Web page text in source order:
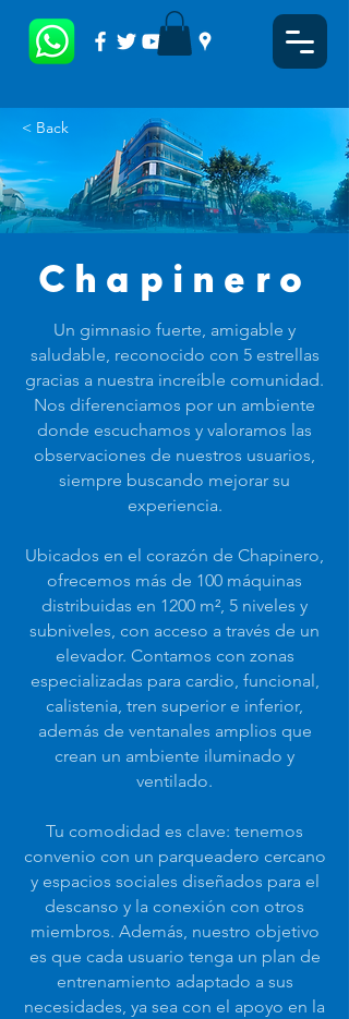
< Back
Chapinero
Un gimnasio fuerte, amigable y
saludable, reconocido con 5 estrellas
gracias a nuestra increíble comunidad.
Nos diferenciamos por un ambiente
donde escuchamos y valoramos las
observaciones de nuestros usuarios,
siempre buscando mejorar su
experiencia.
Ubicados en el corazón de Chapinero,
ofrecemos más de 100 máquinas
distribuidas en 1200 m², 5 niveles y
subniveles, con acceso a través de un
elevador. Contamos con zonas
especializadas para cardio, funcional,
calistenia, tren superior e inferior,
además de ventanales amplios que
crean un ambiente iluminado y
ventilado.
Tu comodidad es clave: tenemos
convenio con un parqueadero cercano
y espacios sociales diseñados para el
descanso y la conexión con otros
miembros. Además, nuestro objetivo
es que cada usuario tenga un plan de
entrenamiento adaptado a sus
necesidades, ya sea con el apoyo en la